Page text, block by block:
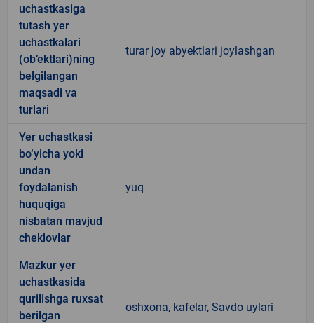
uchastkasiga
tutash yer
uchastkalari
(ob’ektlari)ning
belgilangan
maqsadi va
turlari
turar joy abyektlari joylashgan
Yer uchastkasi
bo‘yicha yoki
undan
foydalanish
huquqiga
nisbatan mavjud
cheklovlar
yuq
Mazkur yer
uchastkasida
qurilishga ruxsat
berilgan
oshxona, kafelar, Savdo uylari